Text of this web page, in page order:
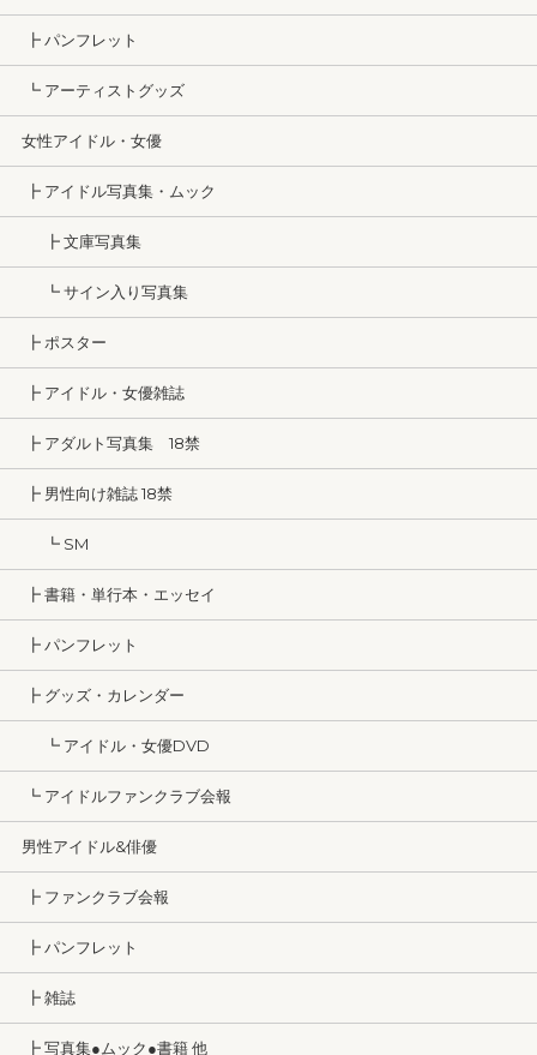
┣ パンフレット
┗ アーティストグッズ
女性アイドル・女優
┣ アイドル写真集・ムック
┣ 文庫写真集
┗ サイン入り写真集
┣ ポスター
┣ アイドル・女優雑誌
┣ アダルト写真集 18禁
┣ 男性向け雑誌 18禁
┗ SM
┣ 書籍・単行本・エッセイ
┣ パンフレット
┣ グッズ・カレンダー
┗ アイドル・女優DVD
┗ アイドルファンクラブ会報
男性アイドル&俳優
┣ ファンクラブ会報
┣ パンフレット
┣ 雑誌
┣ 写真集●ムック●書籍 他